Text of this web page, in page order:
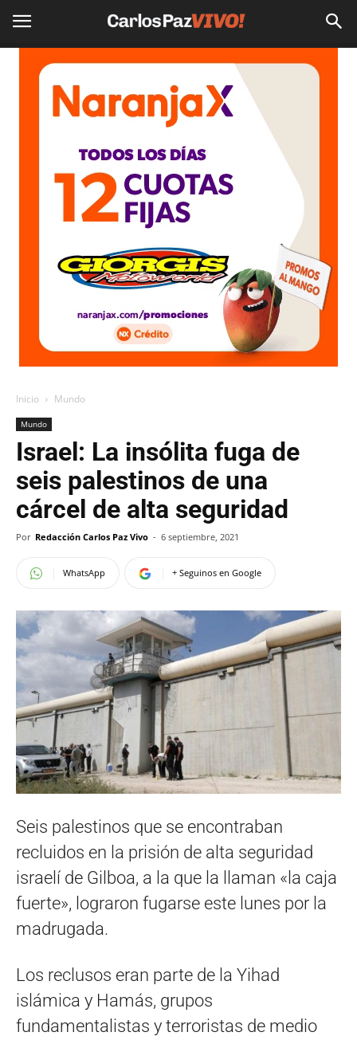
Inicio Mundo
Mundo
Israel: La insólita fuga de
seis palestinos de una
cárcel de alta seguridad
Por Redacción Carlos Paz Vivo - 6 septiembre, 2021
WhatsApp + Seguinos en Google
Seis palestinos que se encontraban
recluidos en la prisión de alta seguridad
israelí de Gilboa, a la que la llaman «la caja
fuerte», lograron fugarse este lunes por la
madrugada.
Los reclusos eran parte de la Yihad
islámica y Hamás, grupos
fundamentalistas y terroristas de medio